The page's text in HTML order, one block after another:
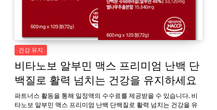
건강 유지
비타노보 알부민 맥스 프리미엄 난백 단
백질로 활력 넘치는 건강을 유지하세요
파트너스 활동을 통해 일정액의 수수료를 제공받을 수 있습니다. 비
타노보 알부민 맥스 프리미엄 난백 단백질로 활력 넘치는 건강을 유